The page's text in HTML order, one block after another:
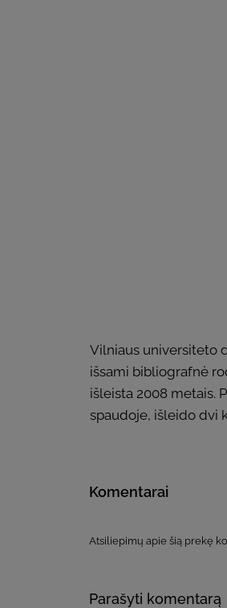
Vilniaus universiteto
išsami bibliografnė
išleista 2008 metais.
spaudoje, išleido dvi
Komentarai
Atsiliepimų apie šią prekę
Parašyti komentarą